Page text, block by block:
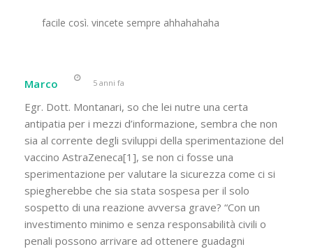
facile così. vincete sempre ahhahahaha
Marco 5 anni fa
Egr. Dott. Montanari, so che lei nutre una certa
antipatia per i mezzi d’informazione, sembra che non
sia al corrente degli sviluppi della sperimentazione del
vaccino AstraZeneca[1], se non ci fosse una
sperimentazione per valutare la sicurezza come ci si
spiegherebbe che sia stata sospesa per il solo
sospetto di una reazione avversa grave? “Con un
investimento minimo e senza responsabilità civili o
penali possono arrivare ad ottenere guadagni